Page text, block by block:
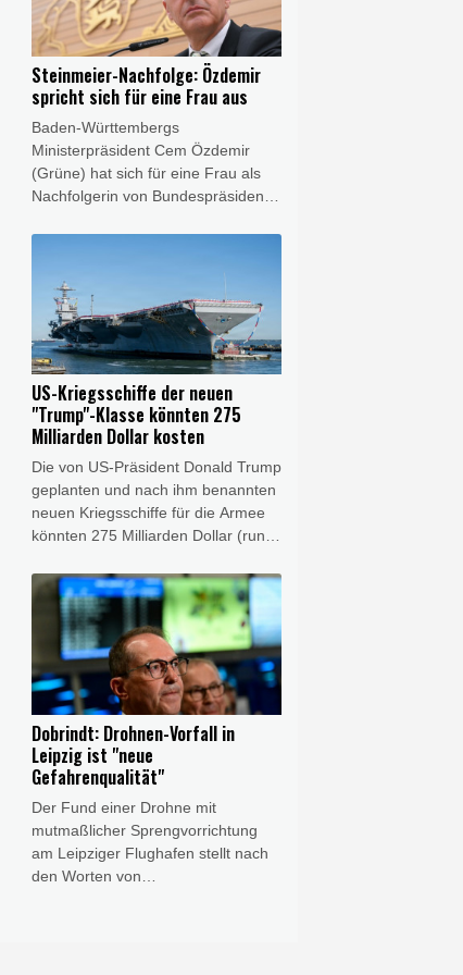
Oberlandesgericht geführten
Verfahren vor, im Februar
vergangenen Jahres kurz vor der
Bundestagswahl mit einem Auto von
hinten in die Demonstration
gefahren zu sein und dabei eine 37
Jahre alte Mutter mit ihrem zwei
Jahre alten Kind getötet zu haben.
Steinmeier-Nachfolge: Özdemir
spricht sich für eine Frau aus
Baden-Württembergs
Ministerpräsident Cem Özdemir
(Grüne) hat sich für eine Frau als
Nachfolgerin von Bundespräsident
ausgesprochen. "Nach zwölf
Bundespräsidenten fände ich es ein
starkes und wichtiges Zeichen,
wenn Deutschland erstmals eine
Bundespräsidentin bekäme", sagte
Özdemir den Zeitungen der Funke-
Mediengruppe
(Donnerstagsausgaben). "Es gibt in
unserem Land so viele
herausragende Frauen, die die
Erfahrung, die Autorität und die
verbindende Kraft für dieses Amt
mitbringen."
US-Kriegsschiffe der neuen
"Trump"-Klasse könnten 275
Milliarden Dollar kosten
Die von US-Präsident Donald Trump
geplanten und nach ihm benannten
neuen Kriegsschiffe für die Armee
könnten 275 Milliarden Dollar (rund
teilte die Behörde CBO am Mittwoch
mit, die den US-Kongress in
Haushalts- und Wirtschaftsfragen
berät. Die Schiffe der "Trump"-
Klasse wären somit die teuersten
US-Kriegsschiffe aller Zeiten.
Dobrindt: Drohnen-Vorfall in
Leipzig ist "neue
Gefahrenqualität"
Der Fund einer Drohne mit
mutmaßlicher Sprengvorrichtung
am Leipziger Flughafen stellt nach
den Worten von